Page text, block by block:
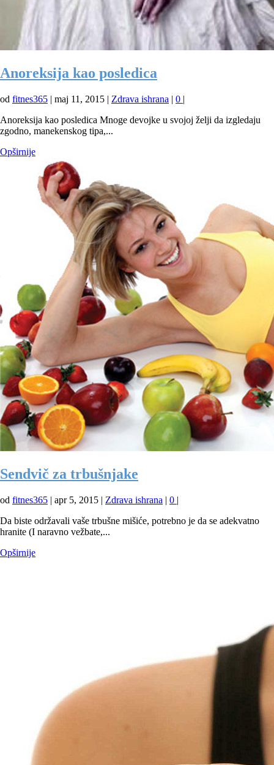
Anoreksija kao posledica
od fitnes365 | maj 11, 2015 | Zdrava ishrana | 0 |
Anoreksija kao posledica Mnoge devojke u svojoj želji da izgledaju
zgodno, manekenskog tipa,...
Opširnije
Sendvič za trbušnjake
od fitnes365 | apr 5, 2015 | Zdrava ishrana | 0 |
Da biste održavali vaše trbušne mišiće, potrebno je da se adekvatno
hranite (I naravno vežbate,...
Opširnije